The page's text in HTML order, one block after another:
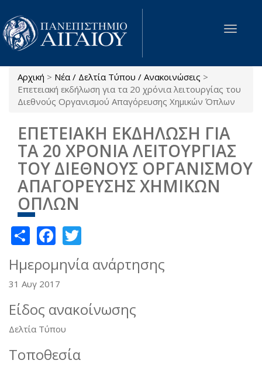
Παράκαμψη προς το κυρίως περιεχόμενο
Toggle
Είστε εδώ
Αρχική > Νέα / Δελτία Τύπου / Ανακοινώσεις >
Eπετειακή εκδήλωση για τα 20 χρόνια λειτουργίας του
Διεθνούς Οργανισμού Απαγόρευσης Χημικών Όπλων
EΠΕΤΕΙΑΚΗ ΕΚΔΗΛΩΣΗ ΓΙΑ
ΤΑ 20 ΧΡΟΝΙΑ ΛΕΙΤΟΥΡΓΙΑΣ
ΤΟΥ ΔΙΕΘΝΟΥΣ ΟΡΓΑΝΙΣΜΟΥ
ΑΠΑΓΟΡΕΥΣΗΣ ΧΗΜΙΚΩΝ
ΟΠΛΩΝ
ShareFacebook
Ημερομηνία ανάρτησης
31 Αυγ 2017
Είδος ανακοίνωσης
Δελτία Τύπου
Τοποθεσία